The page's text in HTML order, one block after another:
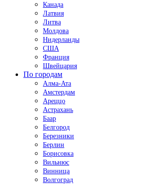
Канада
Латвия
Литва
Молдова
Нидерланды
США
Франция
Швейцария
По городам
Алма-Ата
Амстердам
Ареццо
Астрахань
Баар
Белгород
Березники
Берлин
Борисовка
Вильнюс
Винница
Волгоград